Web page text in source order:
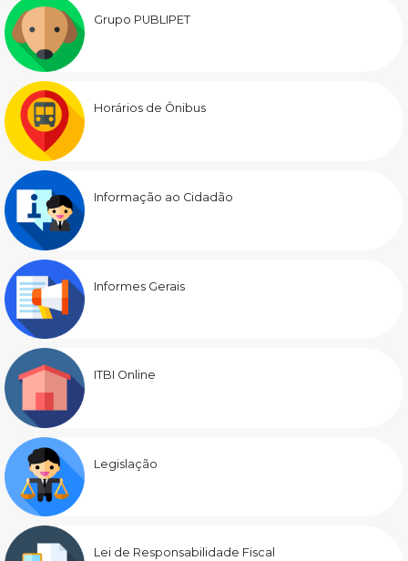
Grupo PUBLIPET
Horários de Ônibus
Informação ao Cidadão
Informes Gerais
ITBI Online
Legislação
Lei de Responsabilidade Fiscal